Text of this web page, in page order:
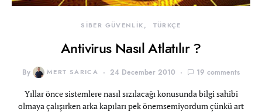
SİBER GÜVENLİK TÜRKÇE
Antivirus Nasıl Atlatılır ?
By MERT SARICA 24 December 2010 19 comments
Yıllar önce sistemlere nasıl sızılacağı konusunda bilgi sahibi
olmaya çalışırken arka kapıları pek önemsemiyordum çünkü art